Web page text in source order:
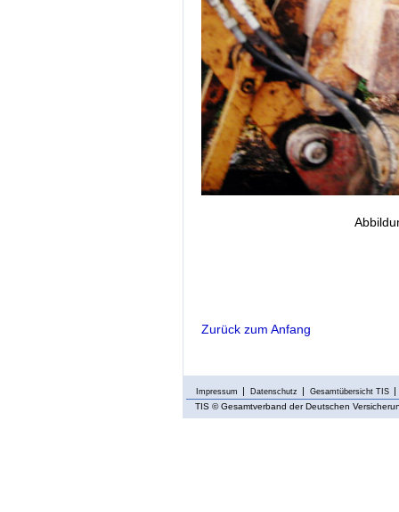
Zurück zum Anfang
Impressum Datenschutz Gesamtübersicht TIS
TIS © Gesamtverband der Deutschen